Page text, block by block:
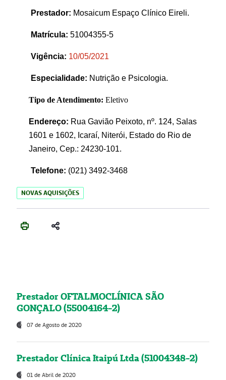
Prestador: Mosaicum Espaço Clínico Eireli.
Matrícula: 51004355-5
Vigência: 10/05/2021
Especialidade: Nutrição e Psicologia.
Tipo de Atendimento: Eletivo
Endereço: Rua Gavião Peixoto, nº. 124, Salas
1601 e 1602, Icaraí, Niterói, Estado do Rio de
Janeiro, Cep.: 24230-101.
Telefone: (021) 3492-3468
NOVAS AQUISIÇÕES
Prestador OFTALMOCLÍNICA SÃO
GONÇALO (55004164-2)
07 de Agosto de 2020
Prestador Clínica Itaipú Ltda (51004348-2)
01 de Abril de 2020